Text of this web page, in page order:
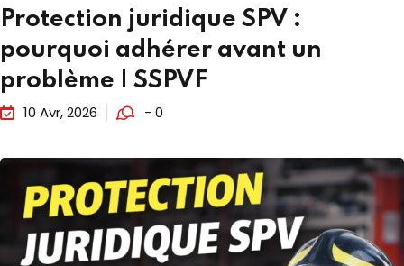
Protection juridique SPV :
pourquoi adhérer avant un
problème | SSPVF
10 Avr, 2026 - 0